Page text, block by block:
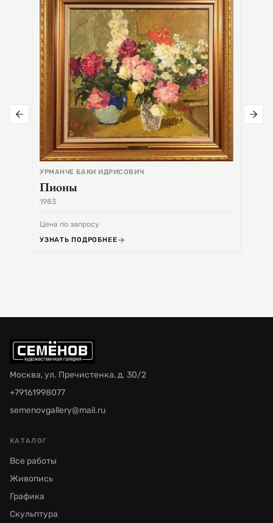
УРМАНЧЕ БАКИ ИДРИСОВИЧ
Пионы
1983
Цена по запросу
УЗНАТЬ ПОДРОБНЕЕ
Москва, ул. Пречистенка, д. 30/2
+79161998077
semenovgallery@mail.ru
КАТАЛОГ
Все работы
Живопись
Графика
Скульптура